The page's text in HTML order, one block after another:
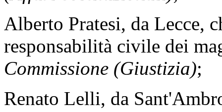
Alberto Pratesi, da Lecce,
responsabilità civile dei
Commissione (Giustizia);
Renato Lelli, da